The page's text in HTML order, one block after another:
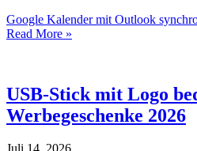
Google Kalender mit Outlook
Read More »
USB-Stick mit Logo
Werbegeschenke 2026